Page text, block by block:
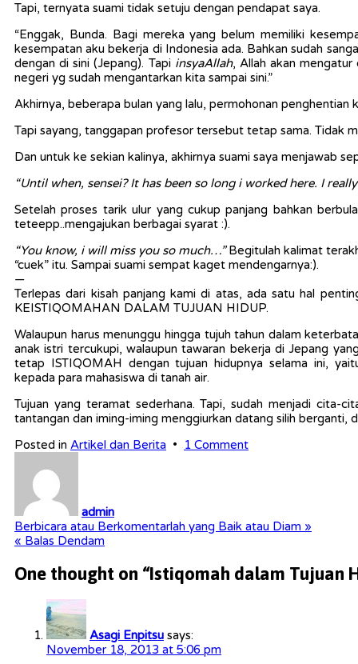
Tapi, ternyata suami tidak setuju dengan pendapat saya.
“Enggak, Bunda. Bagi mereka yang belum memiliki
kesempatan aku bekerja di Indonesia ada. Bahkan sudah
dengan di sini (Jepang). Tapi insyaAllah, Allah akan mengatur
negeri yg sudah mengantarkan kita sampai sini.”
Akhirnya, beberapa bulan yang lalu, permohonan penghentian
Tapi sayang, tanggapan profesor tersebut tetap sama. Tidak
Dan untuk ke sekian kalinya, akhirnya suami saya menjawab
“Until when, sensei? It has been so long i worked here. I
Setelah proses tarik ulur yang cukup panjang bahkan
teteepp..mengajukan berbagai syarat :).
“You know, i will miss you so much…”Begitulah kalimat
“cuek” itu. Sampai suami sempat kaget mendengarnya:).
—
Terlepas dari kisah panjang kami di atas, ada satu hal
KEISTIQOMAHAN DALAM TUJUAN HIDUP.
Walaupun harus menunggu hingga tujuh tahun dalam
anak istri tercukupi, walaupun tawaran bekerja di Jepang
tetap ISTIQOMAH dengan tujuan hidupnya selama ini,
kepada para mahasiswa di tanah air.
Tujuan yang teramat sederhana. Tapi, sudah menjadi cita-
tantangan dan iming-iming menggiurkan datang silih berganti,
Posted in Artikel dan Berita • 1 Commenton
admin
Post
navigation
Berbicara atau Berkomentarlah yang Baik atau Diam »
« Balas Dendam
One thought on “Istiqomah dalam Tujuan
Asagi Enpitsu says:
November 18, 2013 at 5:06 pm